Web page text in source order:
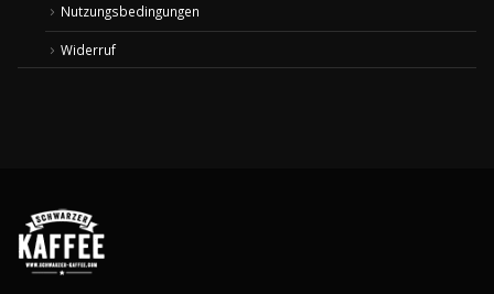
Nutzungsbedingungen
Widerruf